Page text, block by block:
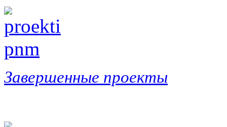
Завершенные проекты